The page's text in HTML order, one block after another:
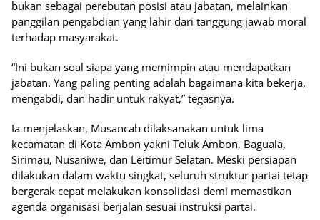
bukan sebagai perebutan posisi atau jabatan, melainkan
panggilan pengabdian yang lahir dari tanggung jawab moral
terhadap masyarakat.
“Ini bukan soal siapa yang memimpin atau mendapatkan
jabatan. Yang paling penting adalah bagaimana kita bekerja,
mengabdi, dan hadir untuk rakyat,” tegasnya.
Ia menjelaskan, Musancab dilaksanakan untuk lima
kecamatan di Kota Ambon yakni Teluk Ambon, Baguala,
Sirimau, Nusaniwe, dan Leitimur Selatan. Meski persiapan
dilakukan dalam waktu singkat, seluruh struktur partai tetap
bergerak cepat melakukan konsolidasi demi memastikan
agenda organisasi berjalan sesuai instruksi partai.